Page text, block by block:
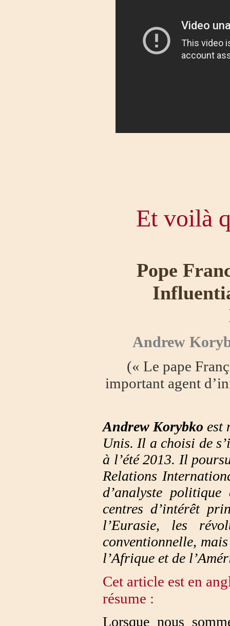
Et voilà
Pope
Andrew
(« Le pape
important agent
Andrew Korybkoest
Unis. Il a choisi de
à l’été 2013. Il
Relations
d’analyste
centres d’intérêt
l’Eurasie, les
conventionnelle,
l’Afrique et de
Cet article est en
résume :
Lorsque nous